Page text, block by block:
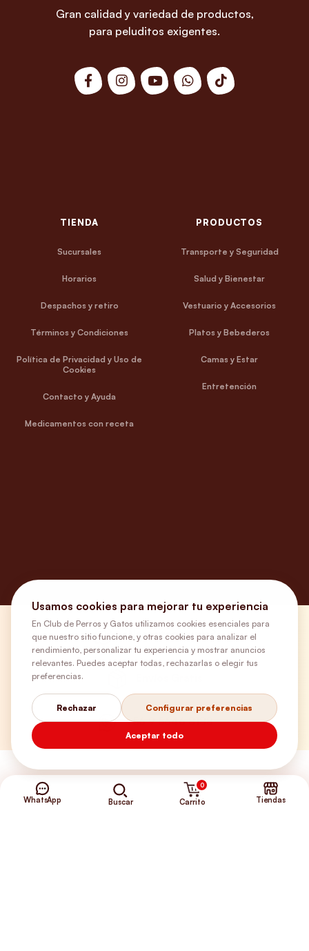
Gran calidad y variedad de productos,
para peluditos exigentes.
TIENDA
Sucursales
Horarios
Despachos y retiro
Términos y Condiciones
Política de Privacidad y Uso de
Cookies
Contacto y Ayuda
Medicamentos con receta
PRODUCTOS
Transporte y Seguridad
Salud y Bienestar
Vestuario y Accesorios
Platos y Bebederos
Camas y Estar
Entretención
¿Necesitas ayuda?
+56 9 5646 8188
WhatsApp Buscar
0
Carrito Tiendas
Usamos cookies para mejorar tu experiencia
En Club de Perros y Gatos utilizamos cookies esenciales para
que nuestro sitio funcione, y otras cookies para analizar el
rendimiento, personalizar tu experiencia y mostrar anuncios
relevantes. Puedes aceptar todas, rechazarlas o elegir tus
preferencias.
Rechazar Configurar preferencias
Aceptar todo